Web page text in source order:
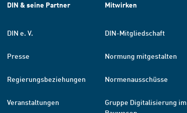
DIN & seine Partner
DIN e. V.
Presse
Regierungsbeziehungen
Veranstaltungen
Mitwirken
DIN-Mitgliedschaft
Normung mitgestalten
Normenausschüsse
Gruppe Digitalisierung im